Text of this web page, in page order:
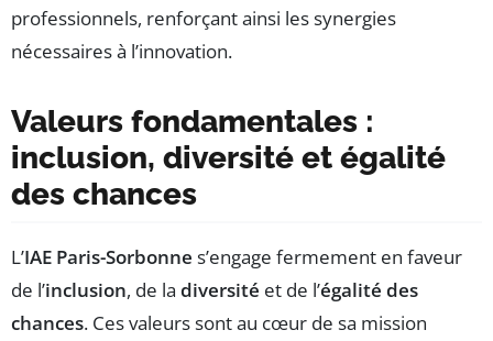
professionnels, renforçant ainsi les synergies
nécessaires à l’innovation.
Valeurs fondamentales :
inclusion, diversité et égalité
des chances
L’IAE Paris-Sorbonne s’engage fermement en faveur
de l’inclusion, de la diversité et de l’égalité des
chances. Ces valeurs sont au cœur de sa mission